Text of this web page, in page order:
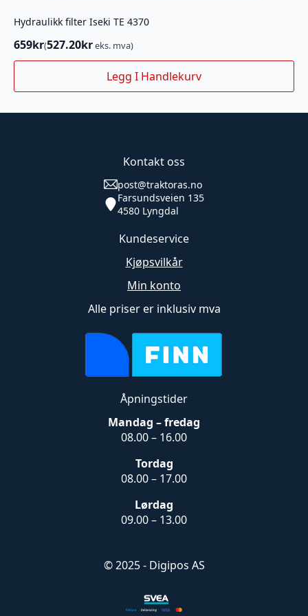
Hydraulikk filter Iseki TE 4370
659kr(527.20kreks. mva)
Legg I Handlekurv
Kontakt oss
post@traktoras.no
Farsundsveien 135
4580 Lyngdal
Kundeservice
Kjøpsvilkår
Min konto
Alle priser er inklusiv mva
Åpningstider
Mandag – fredag
08.00 – 16.00
Tordag
08.00 – 17.00
Lørdag
09.00 – 13.00
© 2025 - Digipos AS